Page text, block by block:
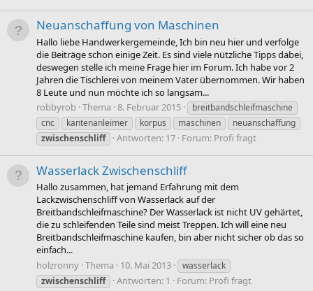
Neuanschaffung von Maschinen
Hallo liebe Handwerkergemeinde, Ich bin neu hier und verfolge
die Beiträge schon einige Zeit. Es sind viele nützliche Tipps dabei,
deswegen stelle ich meine Frage hier im Forum. Ich habe vor 2
Jahren die Tischlerei von meinem Vater übernommen. Wir haben
8 Leute und nun möchte ich so langsam...
robbyrob Thema 8. Februar 2015
breitbandschleifmaschine
cnc
kantenanleimer korpus maschinen
neuanschaffung
zwischenschliff
Antworten: 17 Forum: Profi fragt
Wasserlack Zwischenschliff
Hallo zusammen, hat jemand Erfahrung mit dem
Lackzwischenschliff von Wasserlack auf der
Breitbandschleifmaschine? Der Wasserlack ist nicht UV gehärtet,
die zu schleifenden Teile sind meist Treppen. Ich will eine neu
Breitbandschleifmaschine kaufen, bin aber nicht sicher ob das so
einfach...
holzronny Thema 10. Mai 2013
wasserlack
zwischenschliff
Antworten: 1 Forum: Profi fragt